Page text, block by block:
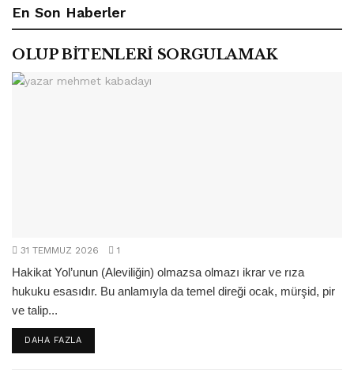
En Son Haberler
OLUP BİTENLERİ SORGULAMAK
31 TEMMUZ 2026 1
Hakikat Yol’unun (Aleviliğin) olmazsa olmazı ikrar ve rıza
hukuku esasıdır. Bu anlamıyla da temel direği ocak, mürşid, pir
ve talip...
DAHA FAZLADETAILS